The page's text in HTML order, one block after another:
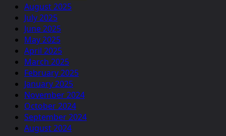
August 2025
July 2025
June 2025
May 2025
April 2025
March 2025
February 2025
January 2025
November 2024
October 2024
September 2024
August 2024